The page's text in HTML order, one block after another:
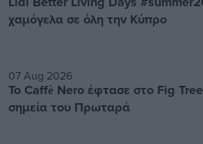
χαμόγελα σε όλη την Κύπρο
07 Aug 2026
Το Caffè Nero έφτασε στο Fig
σημεία του Πρωταρά